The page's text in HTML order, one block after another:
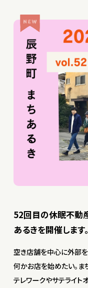
52回目の休眠不動産
あるきを開催します。
空き店舗を中心に外部
何かお店を始めたい。ま
テレワークやサテライト